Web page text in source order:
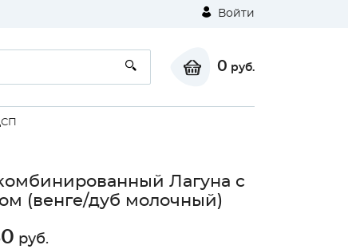
Войти
0 руб.
Лагуна с
(венге/дуб молочный)
руб.